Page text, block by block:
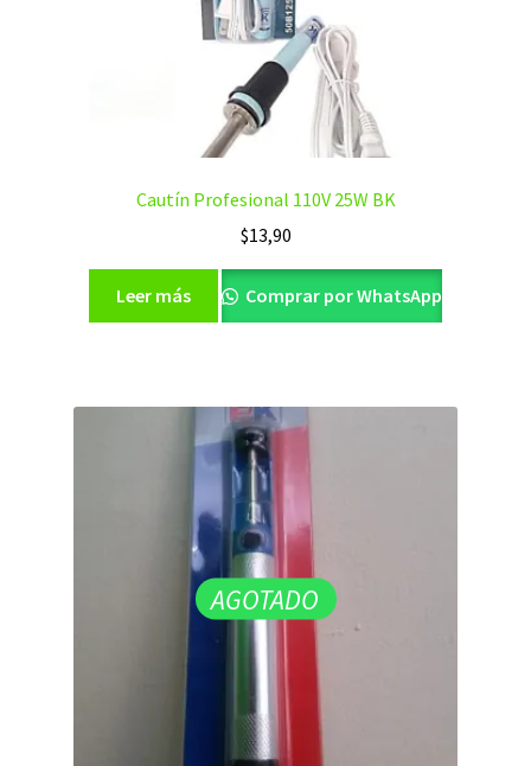
Cautín Profesional 110V 25W BK
$13,90
Leer más Comprar por WhatsApp
AGOTADO